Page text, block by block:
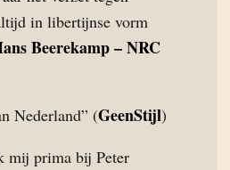
in libertijnse vorm
Beerekamp – NRC
Nederland” (GeenStijl)
mij prima bij Peter